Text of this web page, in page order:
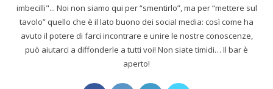
imbecilli"... Noi non siamo qui per “smentirlo”, ma per “mettere sul
tavolo” quello che è il lato buono dei social media: così come ha
avuto il potere di farci incontrare e unire le nostre conoscenze,
può aiutarci a diffonderle a tutti voi! Non siate timidi… Il bar è
aperto!